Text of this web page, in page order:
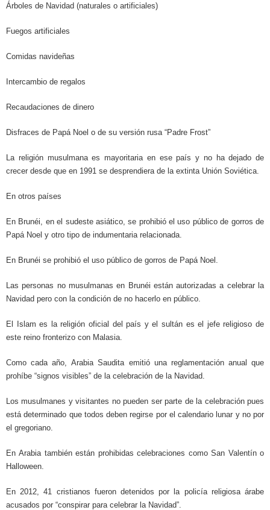
Árboles de Navidad (naturales o artificiales)
Fuegos artificiales
Comidas navideñas
Intercambio de regalos
Recaudaciones de dinero
Disfraces de Papá Noel o de su versión rusa “Padre Frost”
La religión musulmana es mayoritaria en ese país y no ha dejado de
crecer desde que en 1991 se desprendiera de la extinta Unión Soviética.
En otros países
En Brunéi, en el sudeste asiático, se prohibió el uso público de gorros de
Papá Noel y otro tipo de indumentaria relacionada.
En Brunéi se prohibió el uso público de gorros de Papá Noel.
Las personas no musulmanas en Brunéi están autorizadas a celebrar la
Navidad pero con la condición de no hacerlo en público.
El Islam es la religión oficial del país y el sultán es el jefe religioso de
este reino fronterizo con Malasia.
Como cada año, Arabia Saudita emitió una reglamentación anual que
prohíbe “signos visibles” de la celebración de la Navidad.
Los musulmanes y visitantes no pueden ser parte de la celebración pues
está determinado que todos deben regirse por el calendario lunar y no por
el gregoriano.
En Arabia también están prohibidas celebraciones como San Valentín o
Halloween.
En 2012, 41 cristianos fueron detenidos por la policía religiosa árabe
acusados por “conspirar para celebrar la Navidad”.